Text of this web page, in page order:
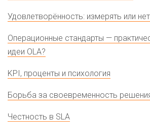
Удовлетворённость: измерять или
Операционные стандарты —
идеи OLA?
KPI, проценты и психология
Борьба за своевременность
Честность в SLA